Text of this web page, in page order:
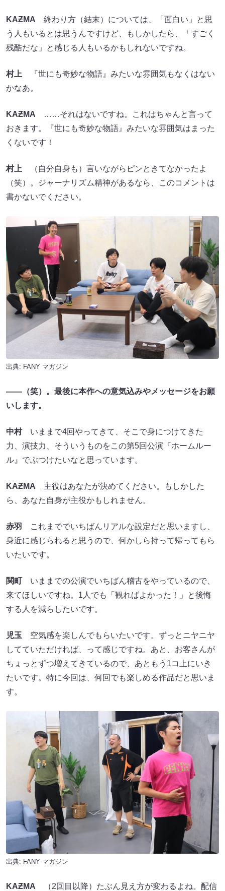
KAƵMA 終わり方（結末）については、「面白い」と思
う人もいるとは思うんですけど、もしかしたら、「すごく
残酷だな」と感じる人もいるかもしれないですね。
村上 『世にも奇妙な物語』みたいな雰囲気もなくはない
かなあ。
KAƵMA ……それはないですね。これはちゃんと言って
おきます。『世にも奇妙な物語』みたいな雰囲気はまった
くないです！
村上 （自分自身も）言いながらピンときてなかったよ
（笑）。ジャーナリズム精神があるなら、このコメントは
書かないでください。
出典: FANY マガジン
――（笑）。最後に本作への意気込みやメッセージをお願
いします。
中村いままで4回やってきて、そこで身につけてきた
力、演技力、そういうものをこの第5回公演『ホームルー
ル』でぶつけたいなと思っています。
KAƵMA 主役はあなたが決めてください。もしかした
ら、あなた自身が主役かもしれません。
赤羽
これまででいちばんリアルな設定だと思いますし、
身近に感じられると思うので、何かしら持って帰ってもら
いたいです。
関町 いままでの公演でいちばん稽古をやっているので、
来てほしいですね。1人でも「観ればよかった！」と後悔
する人を減らしたいです。
児玉 空気感を楽しんでもらいたいです。ずっとニヤニヤ
してていただければ、って感じですね。あと、お客さんが
ちょっとずつ増えてきているので、あともう1コ上にいき
たいです。特に今回は、何回でも楽しめる作品だと思いま
す。
出典: FANY マガジン
KAƵMA （2回目以降）たぶん見え方が変わるよね。配信